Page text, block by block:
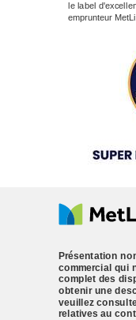
Présentation
commercial qui
complet des
obtenir une
veuillez
relatives au
le label
emprunteur